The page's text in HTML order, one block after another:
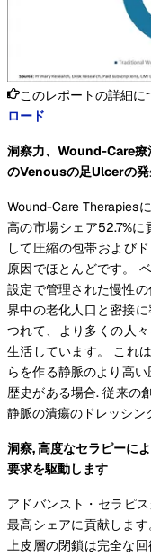
このレポートの詳細に
ロード
洞察力、Wound-Care
のVenousの足Ulcerの発
Wound-Care Therapies
高の市場シェア52.7%
して圧縮の包帯および
原因でほとんどです。
設定で管理された慢性
界中の老化人口と密接
つれて、より多くの人
生活しています。 これ
らを作る静脈のより高
歴史がある場合. 従来の
静脈の潰瘍のドレッシン
洞察, 高度なセラピーに
要求を駆動します
アドバンスト・セラピ
最高シェアに貢献しま
上皮層の閉鎖は完全な